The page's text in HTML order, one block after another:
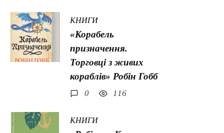
КНИГИ
«Корабель
призначення.
Торговці з живих
кораблів» Робін Гобб
0 116
КНИГИ